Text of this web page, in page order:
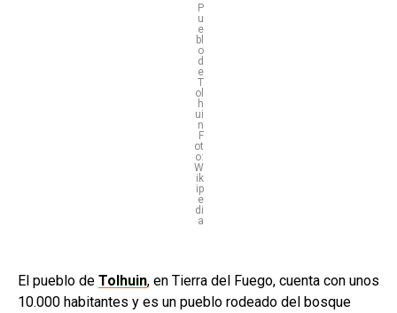
P
u
e
bl
o
d
e
T
ol
h
ui
n
F
ot
o:
W
ik
ip
e
di
a
El pueblo de Tolhuin, en Tierra del Fuego, cuenta con unos
10.000 habitantes y es un pueblo rodeado del bosque